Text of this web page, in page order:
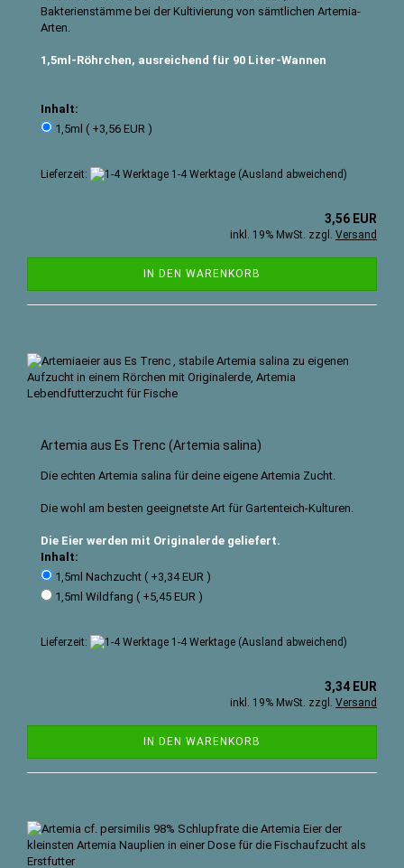
Bakterienstämme bei der Kultivierung von sämtlichen Artemia-
Arten.
1,5ml-Röhrchen, ausreichend für 90 Liter-Wannen
Inhalt:
1,5ml ( +3,56 EUR )
Lieferzeit: 1-4 Werktage (Ausland abweichend)
3,56 EUR
inkl. 19% MwSt. zzgl. Versand
IN DEN WARENKORB
Artemia aus Es Trenc (Artemia salina)
Die echten Artemia salina für deine eigene Artemia Zucht.
Die wohl am besten geeignetste Art für Gartenteich-Kulturen.
Die Eier werden mit Originalerde geliefert.
Inhalt:
1,5ml Nachzucht ( +3,34 EUR )
1,5ml Wildfang ( +5,45 EUR )
Lieferzeit: 1-4 Werktage (Ausland abweichend)
3,34 EUR
inkl. 19% MwSt. zzgl. Versand
IN DEN WARENKORB